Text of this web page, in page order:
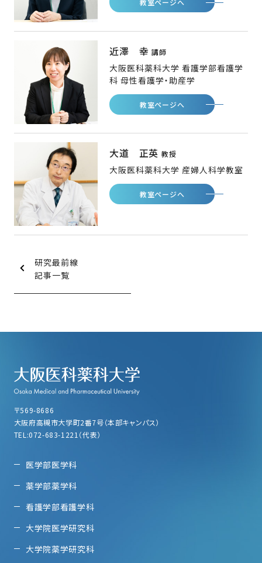
教室ページへ
近澤 幸 講師
大阪医科薬科大学 看護学部看護学
科 母性看護学・助産学
教室ページへ
大道 正英 教授
大阪医科薬科大学 産婦人科学教室
教室ページへ
研究最前線
記事一覧
〒569-8686
大阪府高槻市大学町2番7号（本部キャンパス）
TEL:072-683-1221（代表）
医学部医学科
薬学部薬学科
看護学部看護学科
大学院医学研究科
大学院薬学研究科